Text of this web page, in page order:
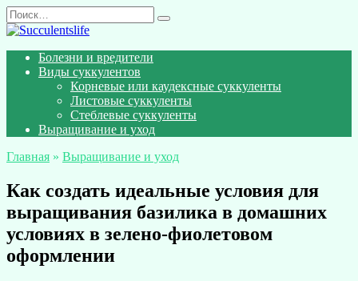
Перейти
к
Search
for:
Болезни и вредители
Виды суккулентов
Корневые или каудексные суккуленты
Листовые суккуленты
Стеблевые суккуленты
Выращивание и уход
Главная » Выращивание и уход
Как создать идеальные условия для
выращивания базилика в домашних
условиях в зелено-фиолетовом
оформлении